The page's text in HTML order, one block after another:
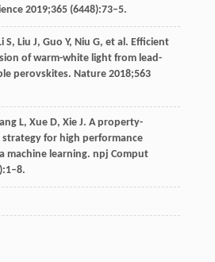
2019;365 (6448):73–5.
S, Liu J, Guo Y, Niu G, et al. Efficient
of warm-white light from lead-
perovskites. Nature 2018;563
L, Xue D, Xie J. A property-
for high performance
machine learning. npj Comput